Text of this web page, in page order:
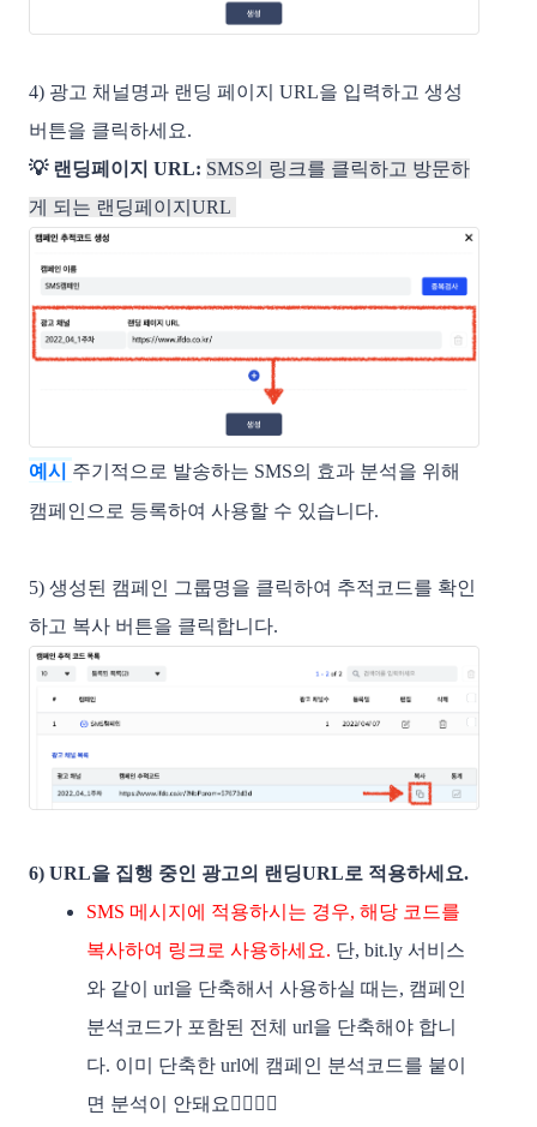
4) 광고 채널명과 랜딩 페이지 URL을 입력하고 생성
버튼을 클릭하세요.
💡 랜딩페이지 URL: SMS의 링크를 클릭하고 방문하
게 되는 랜딩페이지URL
예시 주기적으로 발송하는 SMS의 효과 분석을 위해
캠페인으로 등록하여 사용할 수 있습니다.
5) 생성된 캠페인 그룹명을 클릭하여 추적코드를 확인
하고 복사 버튼을 클릭합니다.
6) URL을 집행 중인 광고의 랜딩URL로 적용하세요.
SMS 메시지에 적용하시는 경우, 해당 코드를
복사하여 링크로 사용하세요. 단, bit.ly 서비스
와 같이 url을 단축해서 사용하실 때는, 캠페인
분석코드가 포함된 전체 url을 단축해야 합니
다. 이미 단축한 url에 캠페인 분석코드를 붙이
면 분석이 안돼요🙅‍♀️🙅‍♂️